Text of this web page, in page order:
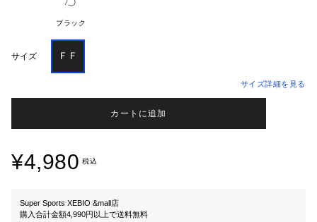
ブラック
サイズ ＦＦ
サイズ詳細を見る
カートに追加
¥4,980 税込
Super Sports XEBIO &mall店
購入合計金額4,990円以上で送料無料